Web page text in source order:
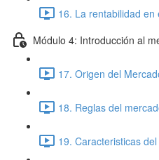
16. La rentabilidad en
Módulo 4: Introducción al
17. Origen del
18. Reglas del
19. Caracteristicas